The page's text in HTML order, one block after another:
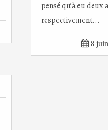
pensé qu’à eu
respectivement...
 8